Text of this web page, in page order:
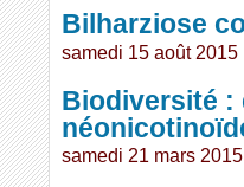
Bilharziose
samedi 15 août 2015
Biodiversité :
samedi 21 mars 2015